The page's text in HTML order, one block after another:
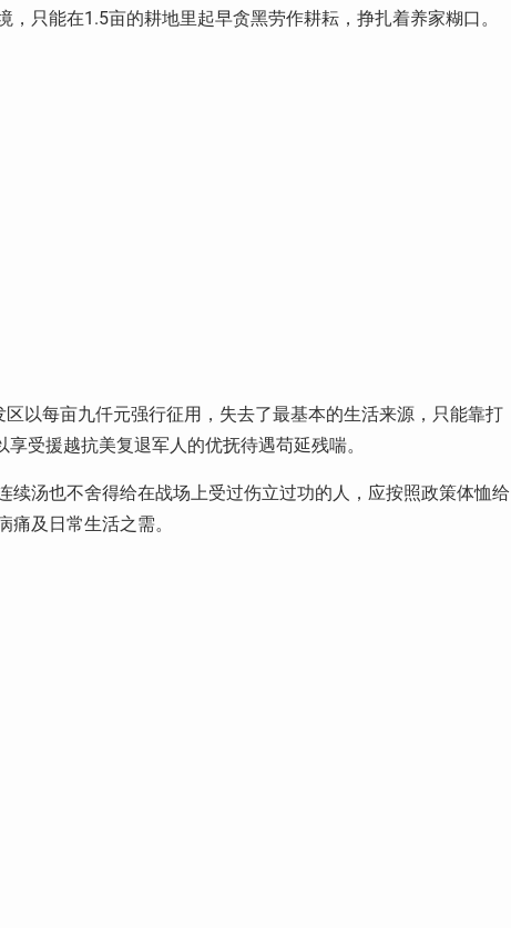
只能在1.5亩的耕地里起早贪黑劳作耕耘，挣扎着养家糊口。
以每亩九仟元强行征用，失去了最基本的生活来源，只能靠打
受援越抗美复退军人的优抚待遇苟延残喘。
汤也不舍得给在战场上受过伤立过功的人，应按照政策体恤给
及日常生活之需。